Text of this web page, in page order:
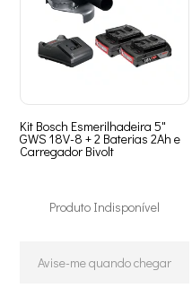
Kit Bosch Esmerilhadeira 5"
GWS 18V-8 + 2 Baterias 2Ah e
Carregador Bivolt
Produto Indisponível
Avise-me quando chegar